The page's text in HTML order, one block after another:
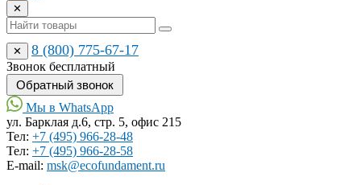
✕
✕ 8 (800) 775-67-17
Звонок бесплатный
Мы в WhatsApp
ул. Барклая д.6, стр. 5, офис 215
Тел: +7 (495) 966-28-48
Тел: +7 (495) 966-28-58
Е-mail: msk@ecofundament.ru